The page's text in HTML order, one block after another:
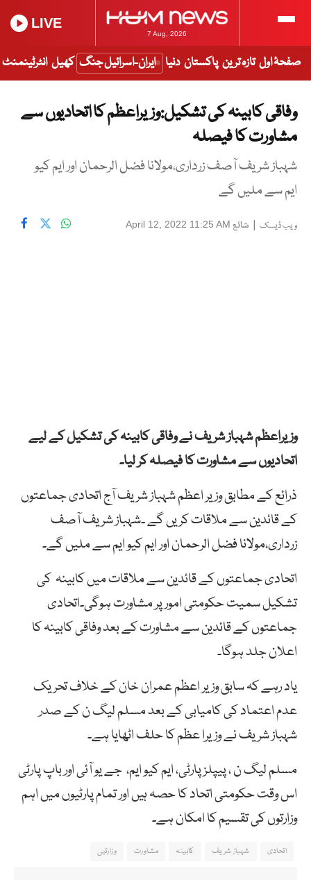
7 Aug, 2026
LIVE
صفحۂ اول تازہ ترین پاکستان دنیا ایران-اسرائیل جنگ کھیل انٹرٹینمنٹ
وفاقی کابینہ کی تشکیل:وزیراعظم کا اتحادیوں سے
مشاورت کا فیصلہ
شہباز شریف آصف زرداری،مولانا فضل الرحمان اور ایم کیو
ایم سے ملیں گے
ویب ڈیسک | شائع April 12, 2022 11:25 AM
وزیراعظم شہباز شریف نے وفاقی کابینہ کی تشکیل کے لیے
اتحادیوں سے مشاورت کا فیصلہ کر لیا۔
ذرائع کے مطابق وزیر اعظم شہباز شریف آج اتحادی جماعتوں
کے قائدین سے ملاقات کریں گے ۔شہباز شریف آصف
زرداری،مولانا فضل الرحمان اور ایم کیو ایم سے ملیں گے۔
اتحادی جماعتوں کے قائدین سے ملاقات میں کابینہ کی
تشکیل سمیت حکومتی امور پر مشاورت ہوگی۔اتحادی
جماعتوں کے قائدین سے مشاورت کے بعد وفاقی کابینہ کا
اعلان جلد ہوگا۔
یاد رہے کہ سابق وزیر اعظم عمران خان کے خلاف تحریک
عدم اعتماد کی کامیابی کے بعد مسلم لیگ ن کے صدر
شہباز شریف نے وزیرا عظم کا حلف اٹھایا ہے۔
مسلم لیگ ن ، پیپلز پارٹی، ایم کیو ایم، جے یو آئی اور باپ پارٹی
اس وقت حکومتی اتحاد کا حصہ ہیں اور تمام پارٹیوں میں اہم
وزارتوں کی تقسیم کا امکان ہے۔
اتحادی شہباز شریف کابینہ مشاورت وزارتیں